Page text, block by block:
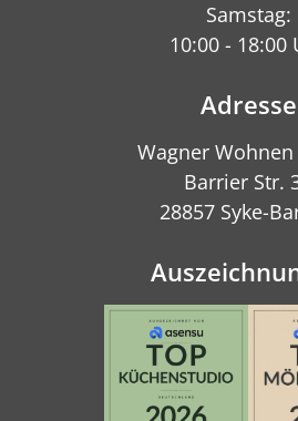
Samstag:
10:00 - 18:00
Adresse
Wagner
Barrier Str.
28857 Syke-